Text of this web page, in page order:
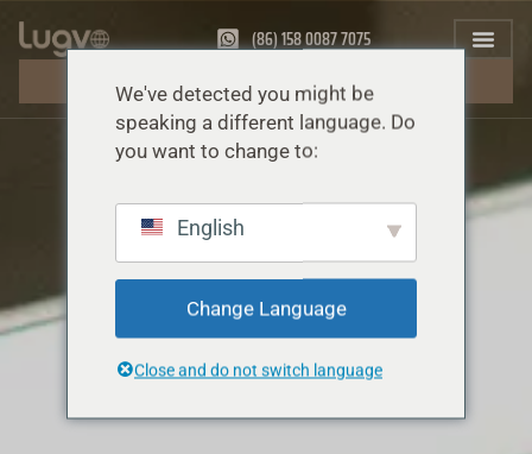
(86) 158 0087 7075
FÅ ET GRATIS TILBUD
We've detected you might be
speaking a different language. Do
you want to change to:
English
Change Language
Close and do not switch language